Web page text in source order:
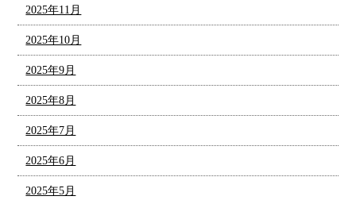
2025年11月
2025年10月
2025年9月
2025年8月
2025年7月
2025年6月
2025年5月